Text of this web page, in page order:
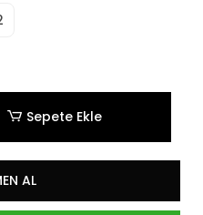
Sepete Ekle
AL